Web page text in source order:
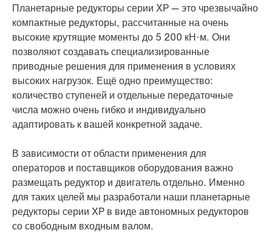
Планетарные редукторы серии XP — это чрезвычайно
компактные редукторы, рассчитанные на очень
высокие крутящие моменты до 5 200 кН·м. Они
позволяют создавать специализированные
приводные решения для применения в условиях
высоких нагрузок. Ещё одно преимущество:
количество ступеней и отдельные передаточные
числа можно очень гибко и индивидуально
адаптировать к вашей конкретной задаче.
В зависимости от области применения для
операторов и поставщиков оборудования важно
размещать редуктор и двигатель отдельно. Именно
для таких целей мы разработали наши планетарные
редукторы серии XP в виде автономных редукторов
со свободным входным валом.